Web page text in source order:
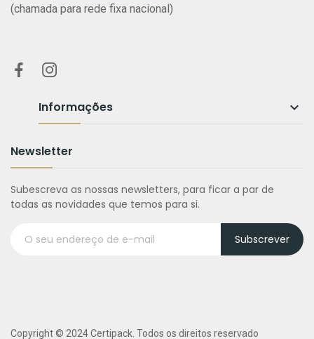
(chamada para rede fixa nacional)
Informações 
Newsletter
Subescreva as nossas newsletters, para ficar a par de
todas as novidades que temos para si.
Subscrever
Copyright © 2024 Certipack. Todos os direitos reservado